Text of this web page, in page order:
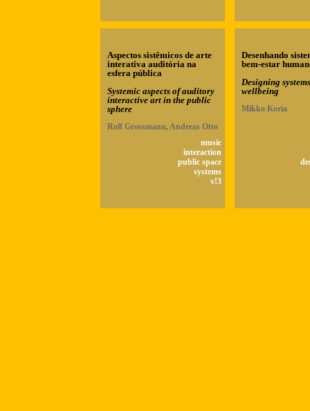
Aspectos sistêmicos de arte
interativa auditória na
esfera pública
Systemic aspects of auditory
interactive art in the public
sphere
Rolf Grossmann, Andreas Otto
music
interaction
public space
systems
v!3
Desenhando
bem-estar
Designing
wellbeing
Mikko Koria